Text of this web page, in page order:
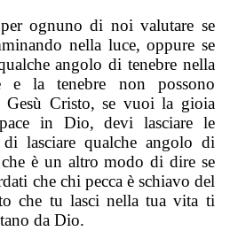
ognuno di noi valutare se
nella luce, oppure se
angolo di tenebre nella
la tenebre non possono
Gesù Cristo, se vuoi la gioia
in Dio, devi lasciare le
lasciare qualche angolo di
è un altro modo di dire se
che chi pecca è schiavo del
che tu lasci nella tua vita ti
da Dio.